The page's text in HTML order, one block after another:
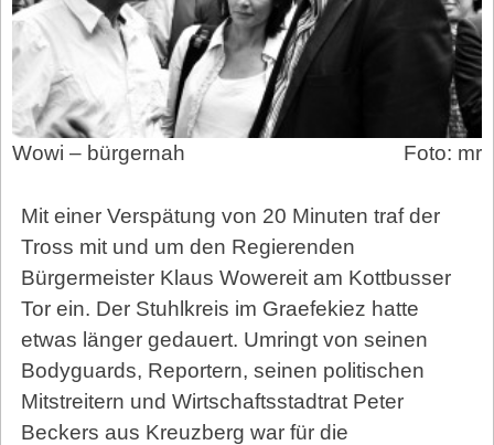
Wowi – bürgernah Foto: mr
Mit einer Verspätung von 20 Minuten traf der
Tross mit und um den Regierenden
Bürgermeister Klaus Wowereit am Kottbusser
Tor ein. Der Stuhlkreis im Graefekiez hatte
etwas länger gedauert. Umringt von seinen
Bodyguards, Reportern, seinen politischen
Mitstreitern und Wirtschaftsstadtrat Peter
Beckers aus Kreuzberg war für die